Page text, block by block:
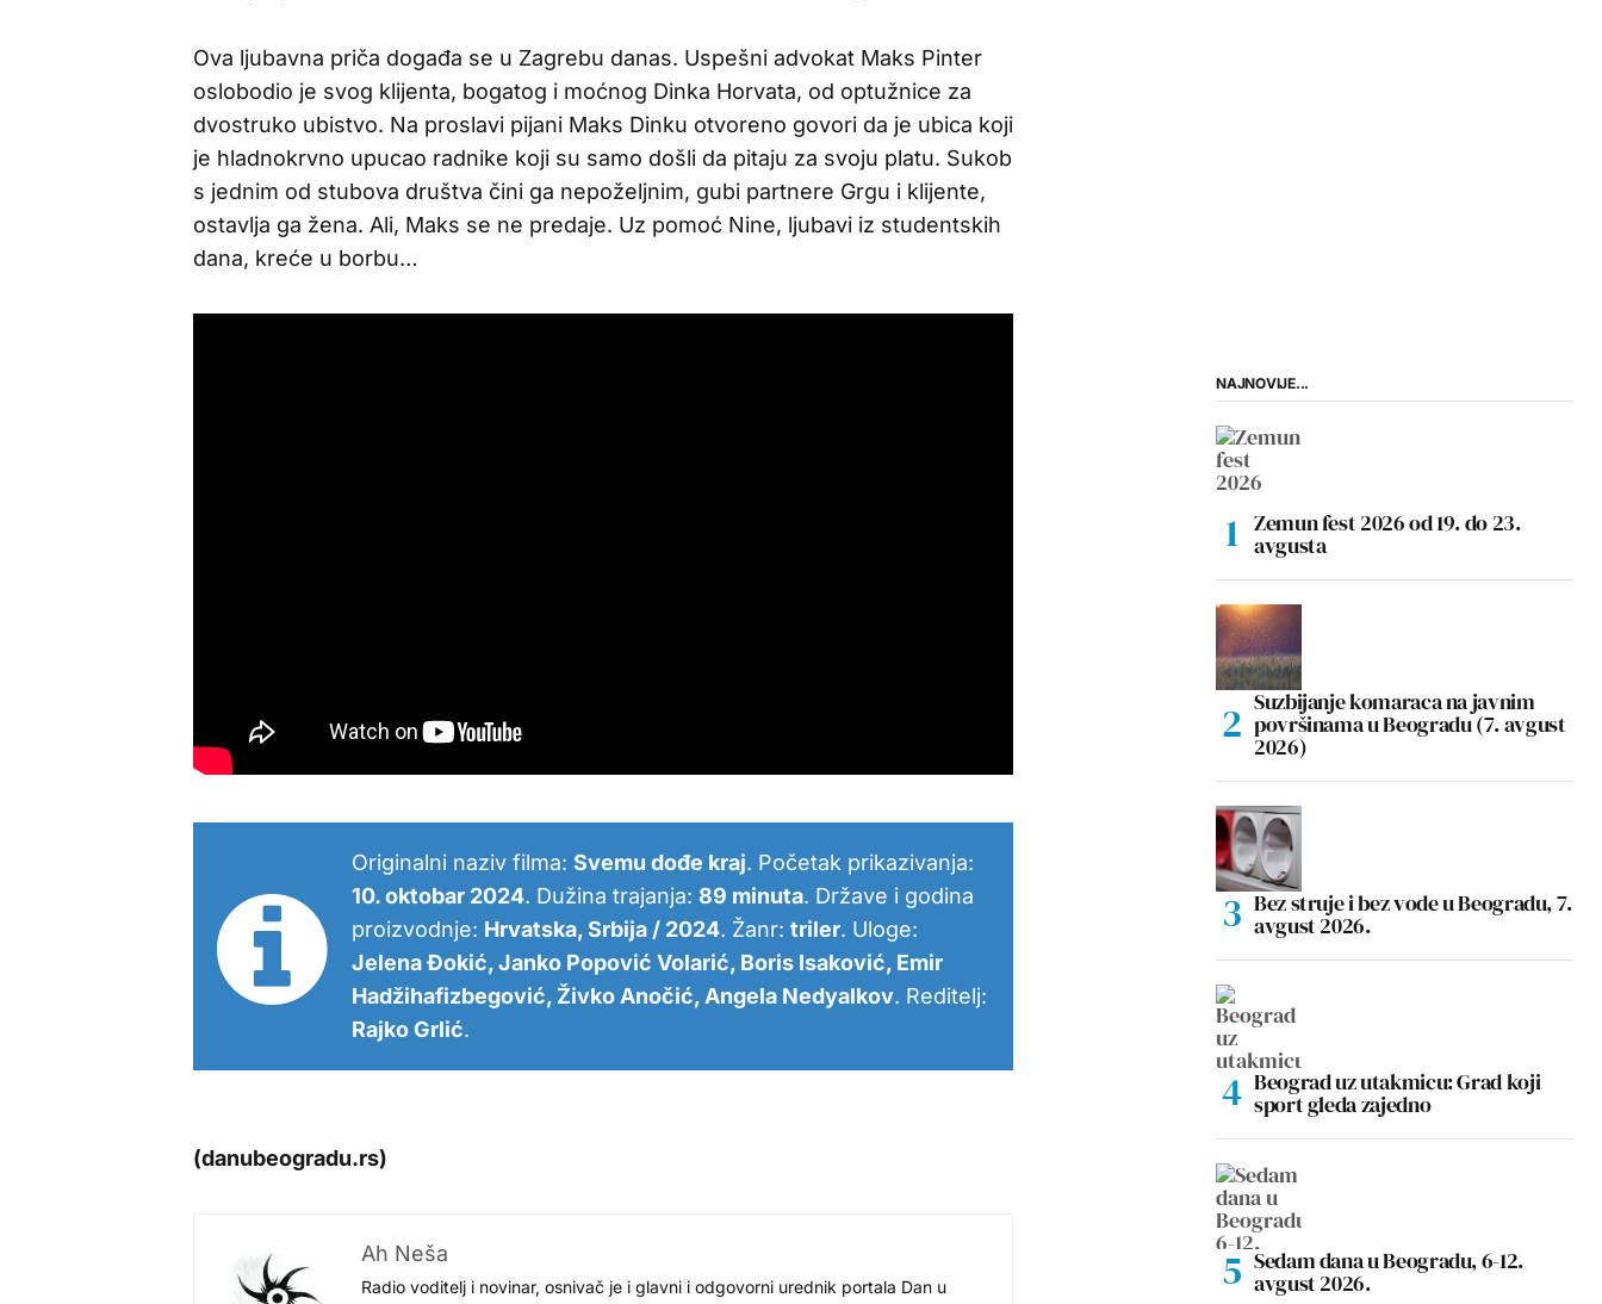
Ova ljubavna priča događa se u Zagrebu danas. Uspešni advokat Maks Pinter
oslobodio je svog klijenta, bogatog i moćnog Dinka Horvata, od optužnice za
dvostruko ubistvo. Na proslavi pijani Maks Dinku otvoreno govori da je ubica koji
je hladnokrvno upucao radnike koji su samo došli da pitaju za svoju platu. Sukob
s jednim od stubova društva čini ga nepoželjnim, gubi partnere Grgu i klijente,
ostavlja ga žena. Ali, Maks se ne predaje. Uz pomoć Nine, ljubavi iz studentskih
dana, kreće u borbu…
Originalni naziv filma: Svemu dođe kraj. Početak prikazivanja:
10. oktobar 2024. Dužina trajanja: 89 minuta. Države i godina
proizvodnje: Hrvatska, Srbija / 2024. Žanr: triler. Uloge:
Jelena Đokić, Janko Popović Volarić, Boris Isaković, Emir
Hadžihafizbegović, Živko Anočić, Angela Nedyalkov. Reditelj:
Rajko Grlić.
(danubeogradu.rs)
Ah Neša
Radio voditelj i novinar, osnivač je i glavni i odgovorni urednik portala Dan u
NAJNOVIJE...
Zemun fest 2026 od 19. do 23.
avgusta
Suzbijanje komaraca na javnim
površinama u Beogradu (7. avgust
2026)
Bez struje i bez vode u Beogradu, 7.
avgust 2026.
Beograd uz utakmicu: Grad koji
sport gleda zajedno
Sedam dana u Beogradu, 6-12.
avgust 2026.